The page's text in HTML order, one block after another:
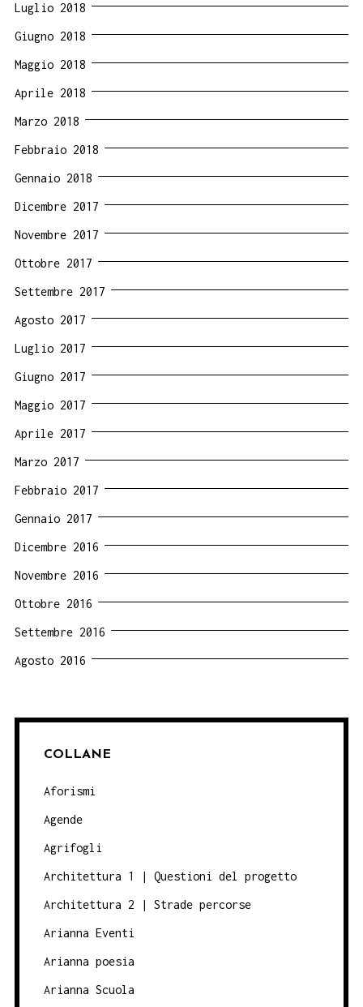
Luglio 2018
Giugno 2018
Maggio 2018
Aprile 2018
Marzo 2018
Febbraio 2018
Gennaio 2018
Dicembre 2017
Novembre 2017
Ottobre 2017
Settembre 2017
Agosto 2017
Luglio 2017
Giugno 2017
Maggio 2017
Aprile 2017
Marzo 2017
Febbraio 2017
Gennaio 2017
Dicembre 2016
Novembre 2016
Ottobre 2016
Settembre 2016
Agosto 2016
COLLANE
Aforismi
Agende
Agrifogli
Architettura 1 | Questioni del progetto
Architettura 2 | Strade percorse
Arianna Eventi
Arianna poesia
Arianna Scuola